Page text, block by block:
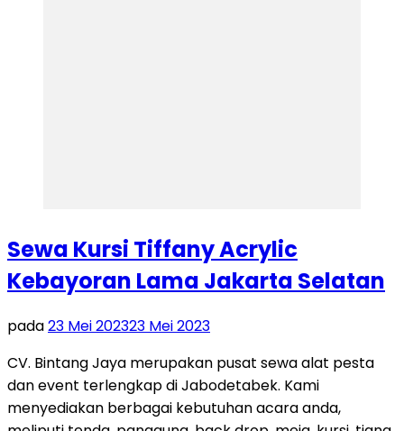
Sewa Kursi Tiffany Acrylic
Kebayoran Lama Jakarta Selatan
pada23 Mei 202323 Mei 2023
CV. Bintang Jaya merupakan pusat sewa alat pesta
dan event terlengkap di Jabodetabek. Kami
menyediakan berbagai kebutuhan acara anda,